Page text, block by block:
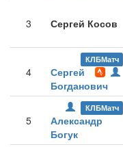
3 Сергей Косов
4
КЛБМатч
Сергей
Богданович
5
КЛБМатч
Александр
Богук